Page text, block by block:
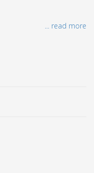
... read more